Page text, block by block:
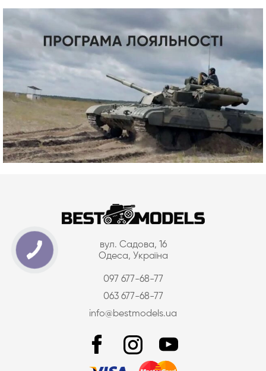
вул. Садова, 16
Одеса, Україна
097 677-68-77
063 677-68-77
info@bestmodels.ua